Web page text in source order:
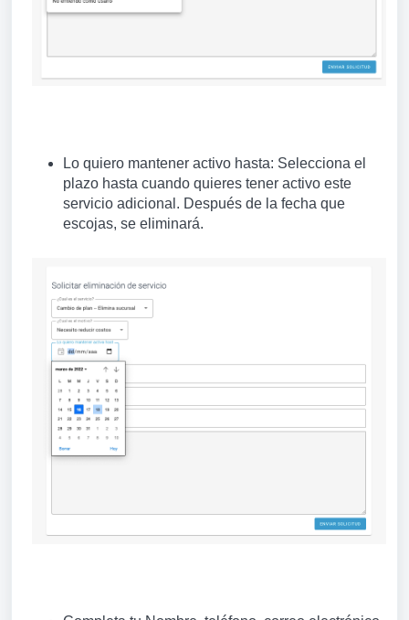
Lo quiero mantener activo hasta: Selecciona el
plazo hasta cuando quieres tener activo este
servicio adicional. Después de la fecha que
escojas, se eliminará.